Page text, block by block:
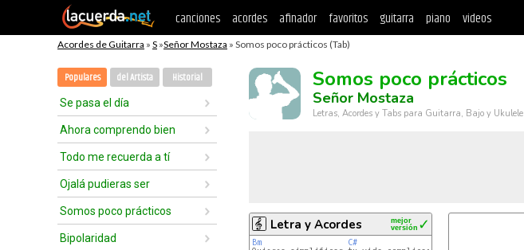
canciones acordes afinador favoritos guitarra piano videos
Acordes de Guitarra » S »Señor Mostaza » Somos poco prácticos (Tab)
Populares del Artista Historial
Se pasa el día
Ahora comprendo bien
Todo me recuerda a tí
Ojalá pudieras ser
Somos poco prácticos
Bipolaridad
Somos poco prácticos
Señor Mostaza
Letras, Acordes y Tabs para Guitarra, Bajo y Ukulele
Letra y Acordes ✓
mejor
versión
Bm
C#